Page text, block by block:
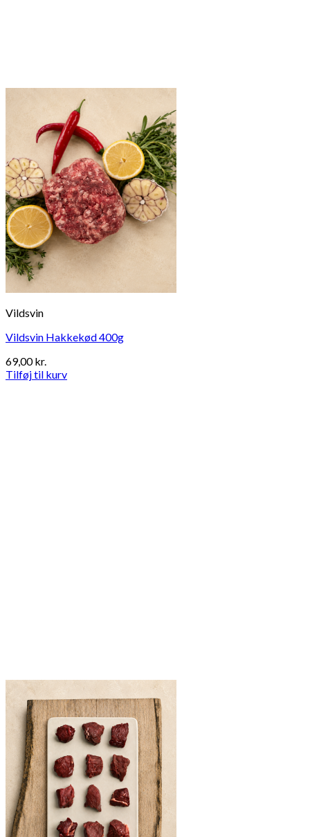
Vildsvin
Vildsvin Hakkekød 400g
69,00kr.
Tilføj til kurv